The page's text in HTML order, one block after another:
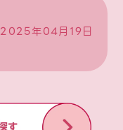
2025年04月19日